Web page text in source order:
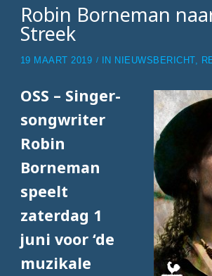
Robin Borneman
Streek
19 MAART 2019 IN NIEUWSBERICHT ,
OSS – Singer-
songwriter
Robin
Borneman
speelt
zaterdag 1
juni voor ‘de
muzikale